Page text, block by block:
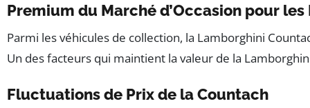
Premium du Marché d’Occasion pour
Parmi les véhicules de collection, la Lamborghini
Un des facteurs qui maintient la valeur de la
Fluctuations de Prix de la Countach